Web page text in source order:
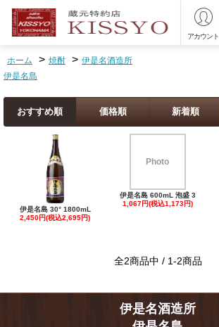
アカウント
ホーム > 焼酎 > 伊是名酒造所
伊是名島
おすすめ順 価格順 新着順
伊是名島 30° 1800mL
2,450円(税込2,695円)
Photo
伊是名島 600mL 泡盛 3
1,067円(税込1,173円)
全2商品中 / 1-2商品
伊是名酒造所